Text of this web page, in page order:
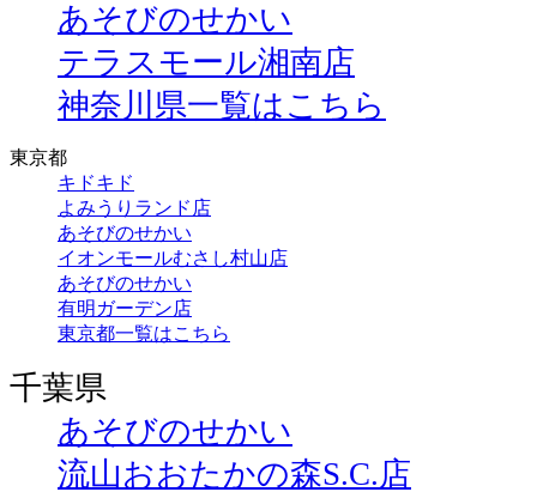
あそびのせかい
テラスモール湘南店
神奈川県一覧はこちら
東京都
キドキド
よみうりランド店
あそびのせかい
イオンモールむさし村山店
あそびのせかい
有明ガーデン店
東京都一覧はこちら
千葉県
あそびのせかい
流山おおたかの森S.C.店